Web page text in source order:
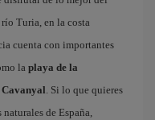
Turia, en la costa
cuenta con importantes
laplaya de la
. Si lo que quieres
naturales de España,